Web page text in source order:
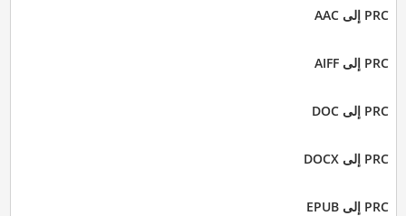
PRC إلى AAC
PRC إلى AIFF
PRC إلى DOC
PRC إلى DOCX
PRC إلى EPUB